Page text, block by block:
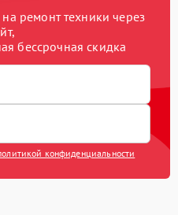
ремонт техники через
бессрочная скидка
конфиденциальности